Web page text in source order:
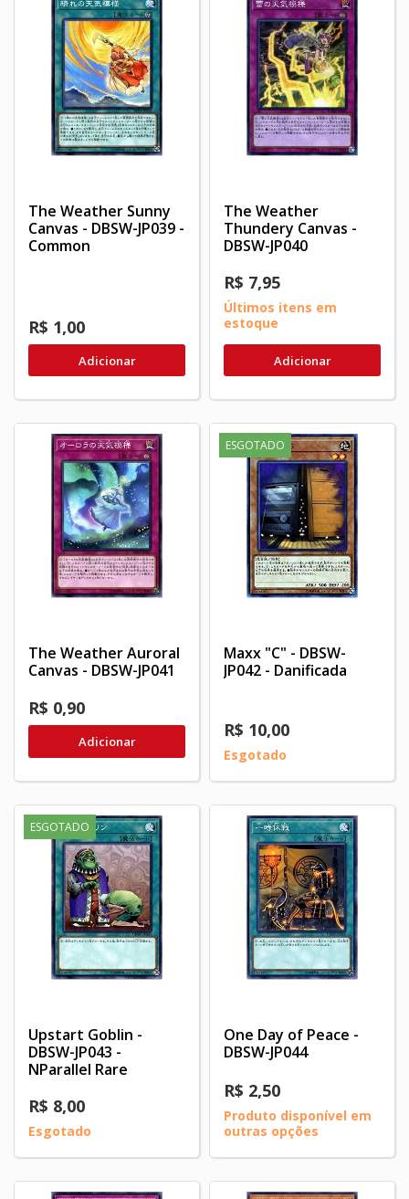
The Weather Sunny
Canvas - DBSW-JP039 -
Common
R$ 1,00
Adicionar
The Weather
Thundery Canvas -
DBSW-JP040
R$ 7,95
Últimos itens em
estoque
Adicionar
The Weather Auroral
Canvas - DBSW-JP041
R$ 0,90
Adicionar
ESGOTADO
Maxx "C" - DBSW-
JP042 - Danificada
R$ 10,00
Esgotado
ESGOTADO
Upstart Goblin -
DBSW-JP043 -
NParallel Rare
R$ 8,00
Esgotado
One Day of Peace -
DBSW-JP044
R$ 2,50
Produto disponível em
outras opções